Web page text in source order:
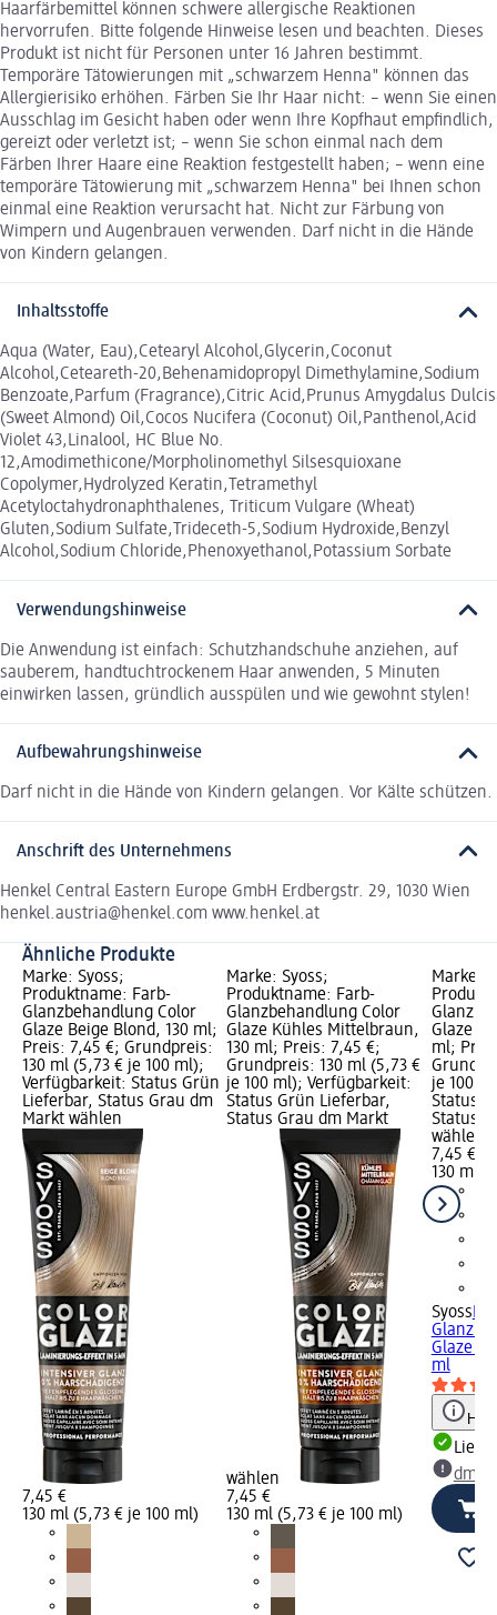
Haarfärbemittel können schwere allergische Reaktionen
hervorrufen. Bitte folgende Hinweise lesen und beachten. Dieses
Produkt ist nicht für Personen unter 16 Jahren bestimmt.
Temporäre Tätowierungen mit „schwarzem Henna" können das
Allergierisiko erhöhen. Färben Sie Ihr Haar nicht: – wenn Sie einen
Ausschlag im Gesicht haben oder wenn Ihre Kopfhaut empfindlich,
gereizt oder verletzt ist; – wenn Sie schon einmal nach dem
Färben Ihrer Haare eine Reaktion festgestellt haben; – wenn eine
temporäre Tätowierung mit „schwarzem Henna" bei Ihnen schon
einmal eine Reaktion verursacht hat. Nicht zur Färbung von
Wimpern und Augenbrauen verwenden. Darf nicht in die Hände
von Kindern gelangen.
Inhaltsstoffe
Aqua (Water, Eau),Cetearyl Alcohol,Glycerin,Coconut
Alcohol,Ceteareth-20,Behenamidopropyl Dimethylamine,Sodium
Benzoate,Parfum (Fragrance),Citric Acid,Prunus Amygdalus Dulcis
(Sweet Almond) Oil,Cocos Nucifera (Coconut) Oil,Panthenol,Acid
Violet 43,Linalool, HC Blue No.
12,Amodimethicone/Morpholinomethyl Silsesquioxane
Copolymer,Hydrolyzed Keratin,Tetramethyl
Acetyloctahydronaphthalenes, Triticum Vulgare (Wheat)
Gluten,Sodium Sulfate,Trideceth-5,Sodium Hydroxide,Benzyl
Alcohol,Sodium Chloride,Phenoxyethanol,Potassium Sorbate
Verwendungshinweise
Die Anwendung ist einfach: Schutzhandschuhe anziehen, auf
sauberem, handtuchtrockenem Haar anwenden, 5 Minuten
einwirken lassen, gründlich ausspülen und wie gewohnt stylen!
Aufbewahrungshinweise
Darf nicht in die Hände von Kindern gelangen. Vor Kälte schützen.
Anschrift des Unternehmens
Henkel Central Eastern Europe GmbH Erdbergstr. 29, 1030 Wien
henkel.austria@henkel.com www.henkel.at
Ähnliche Produkte
Marke: Syoss;
Produktname: Farb-
Glanzbehandlung Color
Glaze Beige Blond, 130 ml;
Preis: 7,45 €; Grundpreis:
130 ml (5,73 € je 100 ml);
Verfügbarkeit: Status Grün
Lieferbar, Status Grau dm
Markt wählen
7,45 €
130 ml (5,73 € je 100 ml)
Marke: Syoss;
Produktname: Farb-
Glanzbehandlung Color
Glaze Kühles Mittelbraun,
130 ml; Preis: 7,45 €;
Grundpreis: 130 ml (5,73 €
je 100 ml); Verfügbarkeit:
Status Grün Lieferbar,
Status Grau dm Markt
wählen
7,45 €
130 ml (5,73 € je 100 ml)
Marke:
Glaze
ml;
je 100
Status
Status
wählen
7,45 €
130 ml
Syoss
Glaze
ml
dm